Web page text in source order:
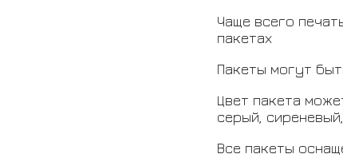
Чаще всего
пакетах
Пакеты могут
Цвет пакета
серый,
Все пакеты